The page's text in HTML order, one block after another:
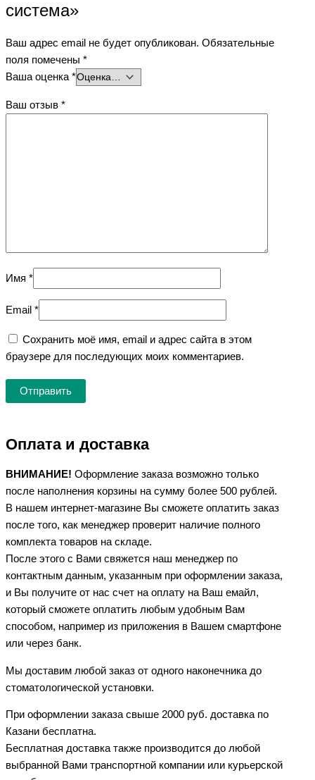
система»
Ваш адрес email не будет опубликован. Обязательные
поля помечены *
Ваша оценка*
Ваш отзыв *
Имя *
Email *
Сохранить моё имя, email и адрес сайта в этом
браузере для последующих моих комментариев.
Оплата и доставка
ВНИМАНИЕ! Оформление заказа возможно только
после наполнения корзины на сумму более 500 рублей.
В нашем интернет-магазине Вы сможете оплатить заказ
после того, как менеджер проверит наличие полного
комплекта товаров на складе.
После этого с Вами свяжется наш менеджер по
контактным данным, указанным при оформлении заказа,
и Вы получите от нас счет на оплату на Ваш емайл,
который сможете оплатить любым удобным Вам
способом, например из приложения в Вашем смартфоне
или через банк.
Мы доставим любой заказ от одного наконечника до
стоматологической установки.
При оформлении заказа свыше 2000 руб. доставка по
Казани бесплатна.
Бесплатная доставка также производится до любой
выбранной Вами транспортной компании или курьерской